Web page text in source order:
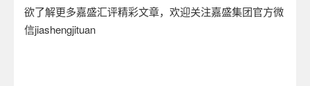
欲了解更多嘉盛汇评精彩文章，欢迎关注嘉盛集团官方微
信jiashengjituan